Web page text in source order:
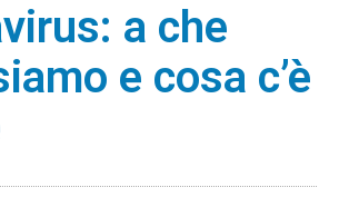
a che
e cosa c’è